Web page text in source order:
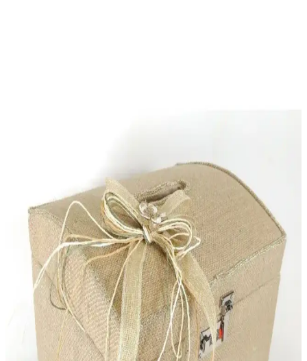
Hangi Ürün Daha Uygun
Nacarev ve Serstil hurçları, evde düzen ve saklama çözümleri sunar.
Her iki ürünün özellikleri, kullanım alanları ve kullanıcı
yorumlarıyla en uygun seçeneği belirleyin.
Paşabahçe Puding Saklama Kabı ile Şık ve
Fonksiyonel Mutfak Çözümleri
Paşabahçe puding saklama kabı, estetik ve dayanıklı cam yapısı ile
mutfaklarda çok amaçlı kullanım ve şık sunum imkanı sağlar, düzen
ve hijyen sunar.
Ece Metal Ekmek Sepeti: Dayanıklı ve Şık Mutfak
Saklama Çözümü